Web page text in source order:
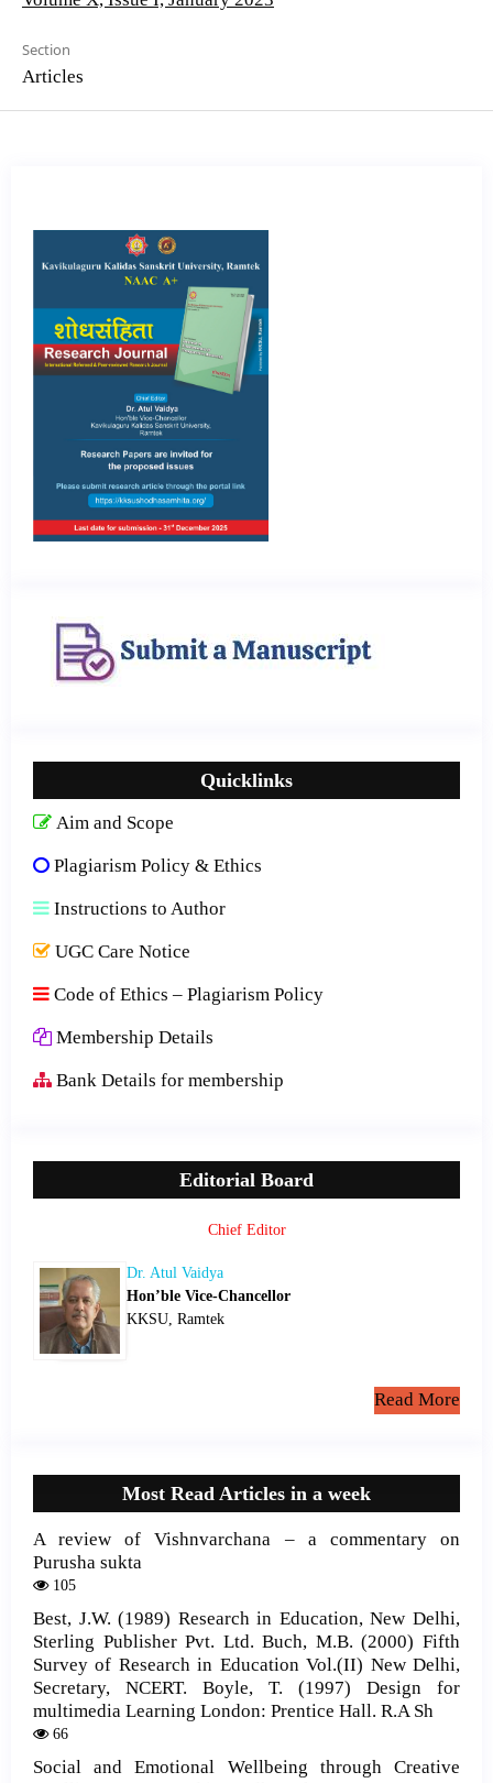
Section
Articles
Quicklinks
Aim and Scope
Plagiarism Policy & Ethics
Instructions to Author
UGC Care Notice
Code of Ethics – Plagiarism Policy
Membership Details
Bank Details for membership
Editorial Board
Chief Editor
Dr. Atul Vaidya
Hon’ble Vice-Chancellor
KKSU, Ramtek
Read More
Most Read Articles in a week
A review of Vishnvarchana – a commentary on
Purusha sukta
105
Best, J.W. (1989) Research in Education, New Delhi,
Sterling Publisher Pvt. Ltd. Buch, M.B. (2000) Fifth
Survey of Research in Education Vol.(II) New Delhi,
Secretary, NCERT. Boyle, T. (1997) Design for
multimedia Learning London: Prentice Hall. R.A Sh
66
Social and Emotional Wellbeing through Creative